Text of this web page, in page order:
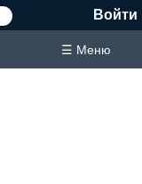
Войти
☰ Меню